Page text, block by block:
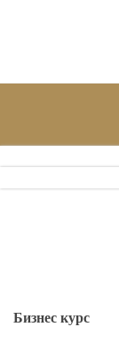
Бизнес курс